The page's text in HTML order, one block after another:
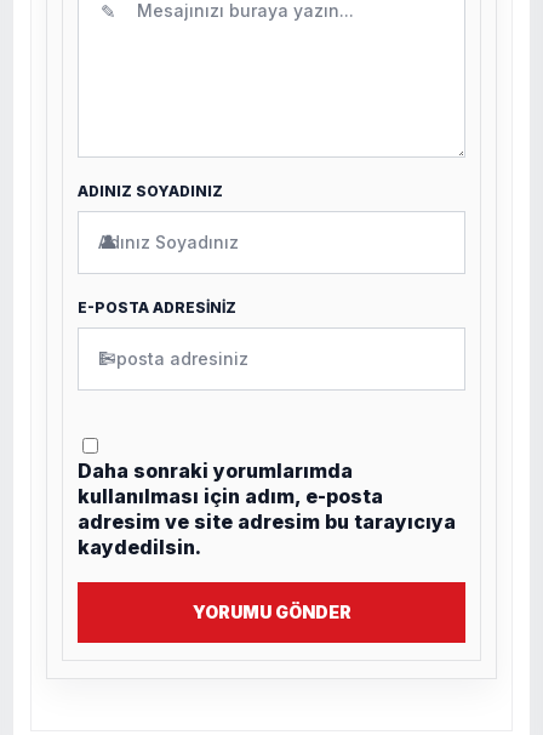
✎
ADINIZ SOYADINIZ
👤
E-POSTA ADRESİNİZ
✉
Daha sonraki yorumlarımda
kullanılması için adım, e-posta
adresim ve site adresim bu tarayıcıya
kaydedilsin.
YORUMU GÖNDER